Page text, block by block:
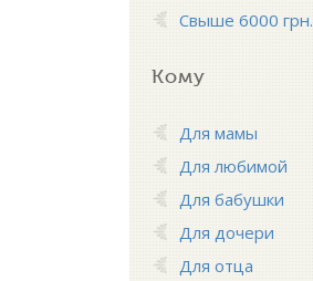
Свыше 6000 грн.
Кому
Для мамы
Для любимой
Для бабушки
Для дочери
Для отца